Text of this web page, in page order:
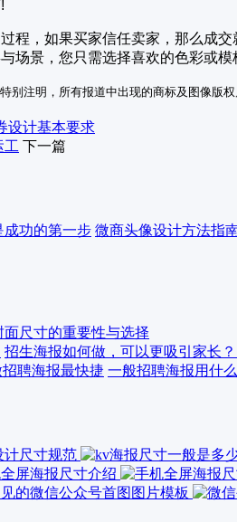
程，如果买家信任卖家，那么成
场景，您只需选择喜欢的色彩或
别注明，所有报道中出现的商标及图像版
设计基本要求
工 下一篇
微商头像设计方法指
面尺寸的重要性与选择
招生海报如何做，可以更吸引家长？
一般招聘海报用什